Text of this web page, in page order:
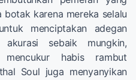
karena mereka selalu
menciptakan adegan
sebaik mungkin,
habis rambut
Soul juga menyanyikan